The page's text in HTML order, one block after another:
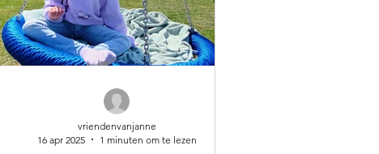
vriendenvanjanne
16 apr 2025
1 minuten om te lezen